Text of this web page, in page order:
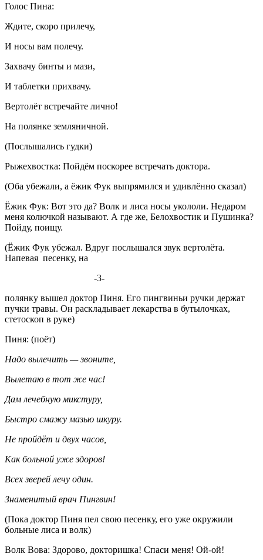
Голос Пина:
Ждите, скоро прилечу,
И носы вам полечу.
Захвачу бинты и мази,
И таблетки прихвачу.
Вертолёт встречайте лично!
На полянке земляничной.
(Послышались гудки)
Рыжехвостка: Пойдём поскорее встречать доктора.
(Оба убежали, а ёжик Фук выпрямился и удивлённо сказал)
Ёжик Фук: Вот это да? Волк и лиса носы укололи. Недаром
меня колючкой называют. А где же, Белохвостик и Пушинка?
Пойду, поищу.
(Ёжик Фук убежал. Вдруг послышался звук вертолёта.
Напевая песенку, на
-3-
полянку вышел доктор Пиня. Его пингвиньи ручки держат
пучки травы. Он раскладывает лекарства в бутылочках,
стетоскоп в руке)
Пиня: (поёт)
Надо вылечить — звоните,
Вылетаю в тот же час!
Дам лечебную микстуру,
Быстро смажу мазью шкуру.
Не пройдёт и двух часов,
Как больной уже здоров!
Всех зверей лечу один.
Знаменитый врач Пингвин!
(Пока доктор Пиня пел свою песенку, его уже окружили
больные лиса и волк)
Волк Вова: Здорово, докторишка! Спаси меня! Ой-ой!